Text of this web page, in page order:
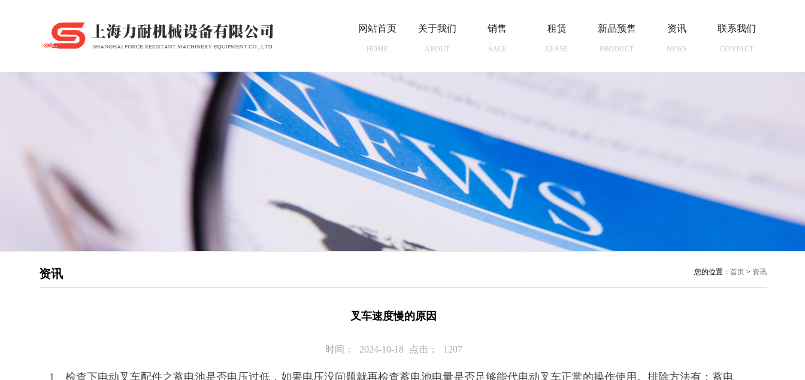
网站首页
HOME
关于我们
ABOUT
销售
SALE
租赁
LEASE
新品预售
PRODUCT
资讯
NEWS
联系我们
CONTACT
资讯 您的位置： 首页> 资讯
叉车速度慢的原因
时间： 2024-10-18 点击： 1207
1、检查下电动叉车配件之蓄电池是否电压过低，如果电压没问题就再检查蓄电池电量是否足够能代电动叉车正常的操作使用。排除方法有：蓄电